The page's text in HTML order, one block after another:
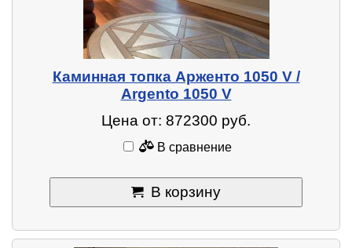
Каминная топка Арженто 1050 V /
Argento 1050 V
Цена от: 872300 руб.
В сравнение
В корзину